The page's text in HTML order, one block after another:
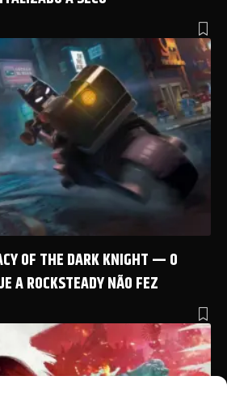
OF THE DARK KNIGHT — O
A ROCKSTEADY NÃO FEZ